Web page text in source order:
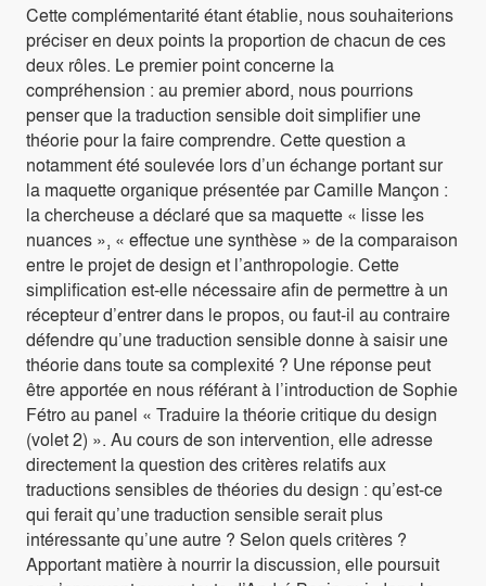
Cette complémentarité étant établie, nous souhaiterions
préciser en deux points la proportion de chacun de ces
deux rôles. Le premier point concerne la
compréhension : au premier abord, nous pourrions
penser que la traduction sensible doit simplifier une
théorie pour la faire comprendre. Cette question a
notamment été soulevée lors d’un échange portant sur
la maquette organique présentée par Camille Mançon :
la chercheuse a déclaré que sa maquette « lisse les
nuances », « effectue une synthèse » de la comparaison
entre le projet de design et l’anthropologie. Cette
simplification est-elle nécessaire afin de permettre à un
récepteur d’entrer dans le propos, ou faut-il au contraire
défendre qu’une traduction sensible donne à saisir une
théorie dans toute sa complexité ? Une réponse peut
être apportée en nous référant à l’introduction de Sophie
Fétro au panel « Traduire la théorie critique du design
(volet 2) ». Au cours de son intervention, elle adresse
directement la question des critères relatifs aux
traductions sensibles de théories du design : qu’est-ce
qui ferait qu’une traduction sensible serait plus
intéressante qu’une autre ? Selon quels critères ?
Apportant matière à nourrir la discussion, elle poursuit